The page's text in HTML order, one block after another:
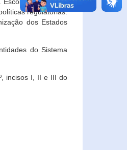
regulatórias.
dos Estados
do Sistema
incisos I, II e III do